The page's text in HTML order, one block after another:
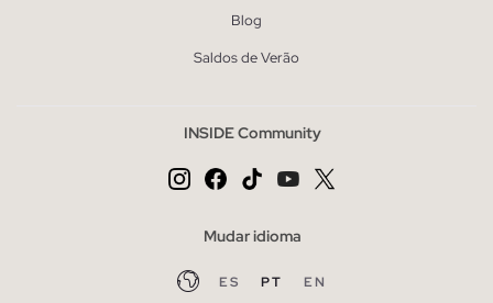
Blog
Saldos de Verão
INSIDE Community
Mudar idioma
ES PT EN